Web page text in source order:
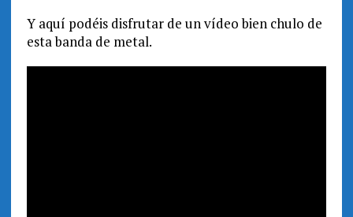
Y aquí podéis disfrutar de un vídeo bien chulo de
esta banda de metal.